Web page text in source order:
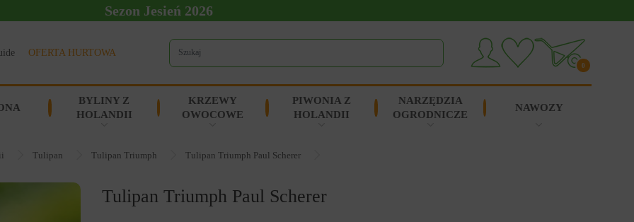
Sezon Jesień 2026
OFERTA HURTOWA
0
BYLINY Z
HOLANDII
KRZEWY
OWOCOWE
PIWONIA Z
HOLANDII
NARZĘDZIA
OGRODNICZE
NAWOZY
Tulipan Tulipan Triumph Tulipan Triumph Paul Scherer
Tulipan Triumph Paul Scherer